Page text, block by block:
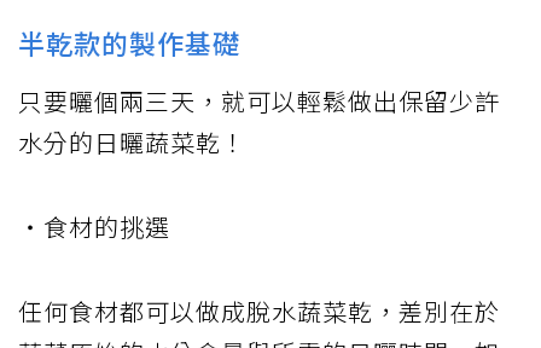
半乾款的製作基礎
只要曬個兩三天，就可以輕鬆做出保留少許
水分的日曬蔬菜乾！
・食材的挑選
任何食材都可以做成脫水蔬菜乾，差別在於